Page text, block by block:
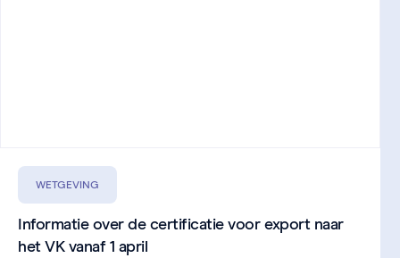
WETGEVING
Informatie over de certificatie voor export naar
het VK vanaf 1 april